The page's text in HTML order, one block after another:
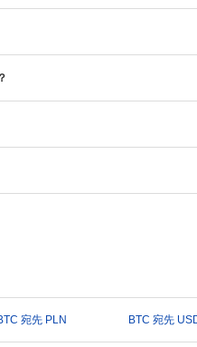
宛先 PLN BTC 宛先